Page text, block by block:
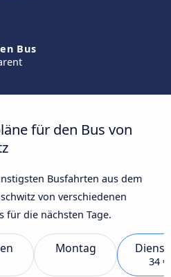
Bus
für den Bus von
Busfahrten aus dem
von verschiedenen
für die nächsten Tage.
Montag
34 €